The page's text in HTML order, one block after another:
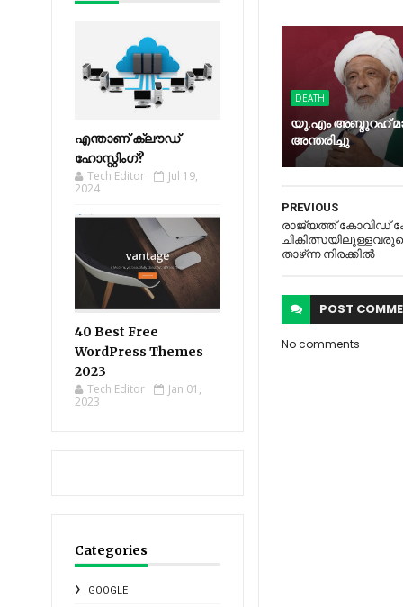
എന്താണ് ക്ലൗഡ്
ഹോസ്റ്റിംഗ്?
Tech Editor
Jul 19,
2024
40 Best Free
WordPress Themes
2023
Tech Editor
Jan 01,
2023
Categories
GOOGLE
DEATH
യു.എം അബ്ദുറഹ്
അന്തരിച്ചു
PREVIOUS
രാജ്യത്ത്​
താഴ്​ന്ന നിരക്കിൽ
POST
No comments